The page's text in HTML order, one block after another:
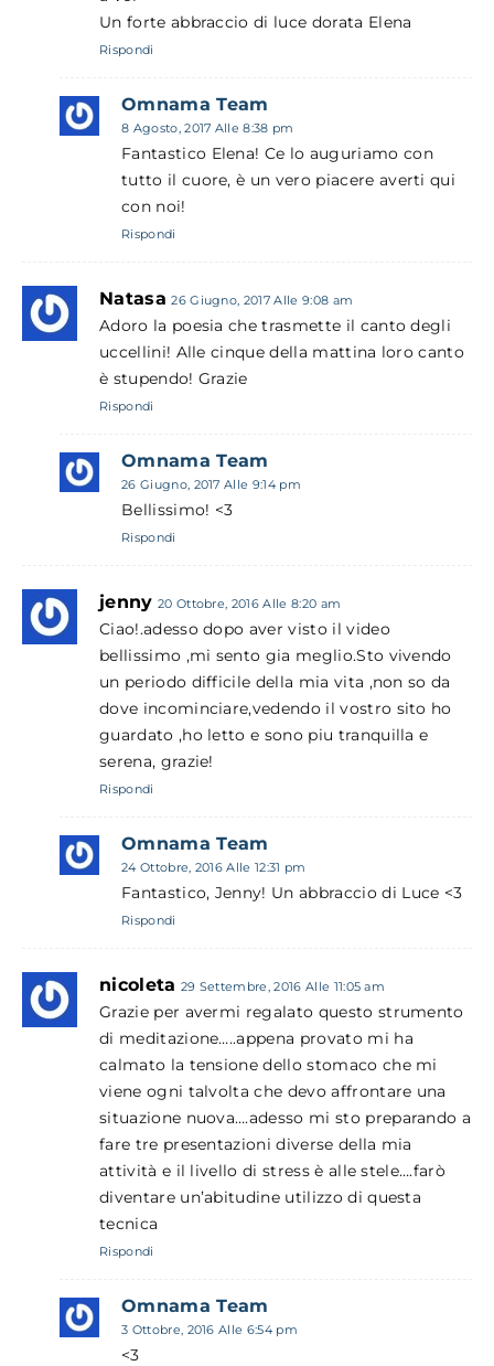
Un forte abbraccio di luce dorata Elena
Rispondi
Omnama Team
8 Agosto, 2017 Alle 8:38 pm
Fantastico Elena! Ce lo auguriamo con
tutto il cuore, è un vero piacere averti qui
con noi!
Rispondi
Natasa 26 Giugno, 2017 Alle 9:08 am
Adoro la poesia che trasmette il canto degli
uccellini! Alle cinque della mattina loro canto
è stupendo! Grazie
Rispondi
Omnama Team
26 Giugno, 2017 Alle 9:14 pm
Bellissimo! <3
Rispondi
jenny 20 Ottobre, 2016 Alle 8:20 am
Ciao!.adesso dopo aver visto il video
bellissimo ,mi sento gia meglio.Sto vivendo
un periodo difficile della mia vita ,non so da
dove incominciare,vedendo il vostro sito ho
guardato ,ho letto e sono piu tranquilla e
serena, grazie!
Rispondi
Omnama Team
24 Ottobre, 2016 Alle 12:31 pm
Fantastico, Jenny! Un abbraccio di Luce <3
Rispondi
nicoleta 29 Settembre, 2016 Alle 11:05 am
Grazie per avermi regalato questo strumento
di meditazione…..appena provato mi ha
calmato la tensione dello stomaco che mi
viene ogni talvolta che devo affrontare una
situazione nuova….adesso mi sto preparando a
fare tre presentazioni diverse della mia
attività e il livello di stress è alle stele….farò
diventare un’abitudine utilizzo di questa
tecnica
Rispondi
Omnama Team
3 Ottobre, 2016 Alle 6:54 pm
<3